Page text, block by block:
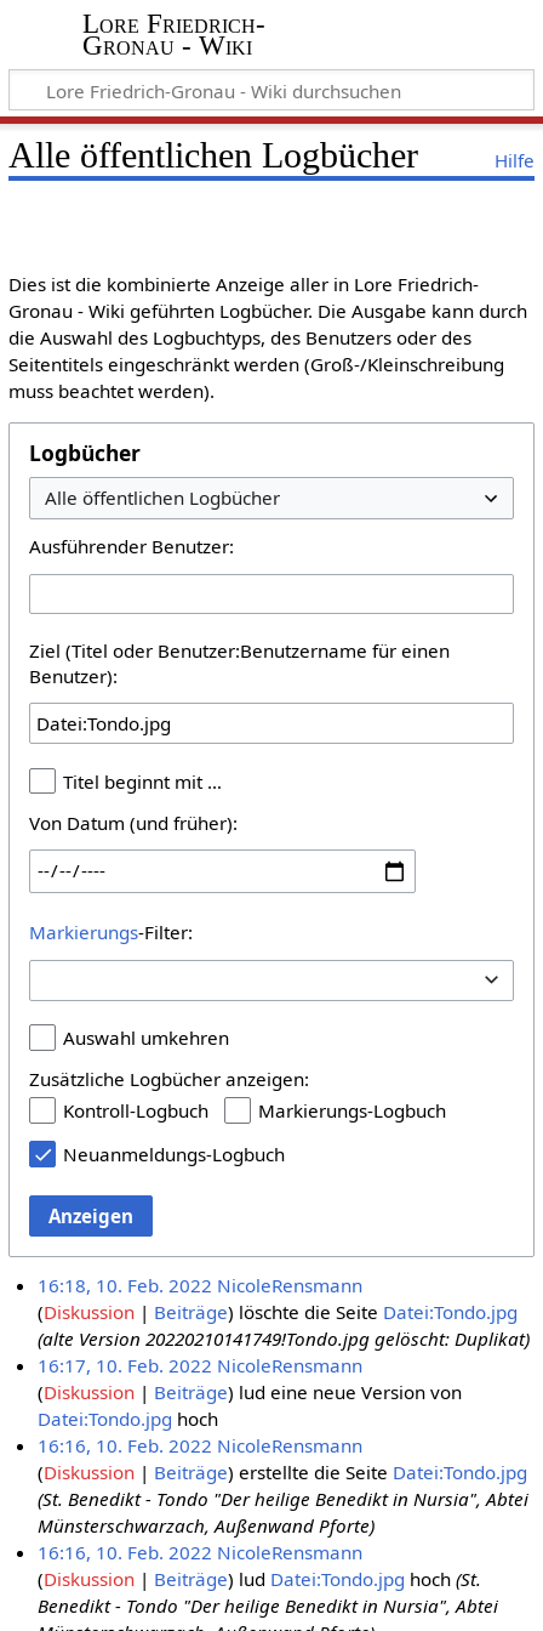
Lore Friedrich-
Gronau - Wiki
Hilfe
Alle öffentlichen Logbücher
Dies ist die kombinierte Anzeige aller in Lore Friedrich-
Gronau - Wiki geführten Logbücher. Die Ausgabe kann durch
die Auswahl des Logbuchtyps, des Benutzers oder des
Seitentitels eingeschränkt werden (Groß-/Kleinschreibung
muss beachtet werden).
Logbücher
Ausführender Benutzer:
Ziel (Titel oder Benutzer:Benutzername für einen
Benutzer):
Titel beginnt mit …
Von Datum (und früher):
Markierungs-Filter:
Auswahl umkehren
Zusätzliche Logbücher anzeigen:
Kontroll-Logbuch
Markierungs-Logbuch
Neuanmeldungs-Logbuch
Anzeigen
16:18, 10. Feb. 2022 NicoleRensmann
Diskussion
Beiträge löschte die Seite Datei:Tondo.jpg
(alte Version 20220210141749!Tondo.jpg gelöscht: Duplikat)
16:17, 10. Feb. 2022 NicoleRensmann
Diskussion
Beiträge lud eine neue Version von
Datei:Tondo.jpg hoch
16:16, 10. Feb. 2022 NicoleRensmann
Diskussion
Beiträge erstellte die Seite Datei:Tondo.jpg
(St. Benedikt - Tondo "Der heilige Benedikt in Nursia", Abtei
Münsterschwarzach, Außenwand Pforte)
16:16, 10. Feb. 2022 NicoleRensmann
Diskussion
Beiträge lud Datei:Tondo.jpg hoch(St.
Benedikt - Tondo "Der heilige Benedikt in Nursia", Abtei